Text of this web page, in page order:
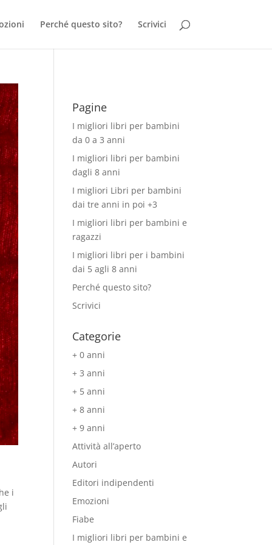
Perché questo sito? Scrivici
i
Pagine
I migliori libri per bambini
da 0 a 3 anni
I migliori libri per bambini
dagli 8 anni
I migliori Libri per bambini
dai tre anni in poi +3
I migliori libri per bambini e
ragazzi
I migliori libri per i bambini
dai 5 agli 8 anni
Perché questo sito?
Scrivici
Categorie
+ 0 anni
+ 3 anni
+ 5 anni
+ 8 anni
+ 9 anni
Attività all’aperto
Autori
Editori indipendenti
Emozioni
Fiabe
I migliori libri per bambini e